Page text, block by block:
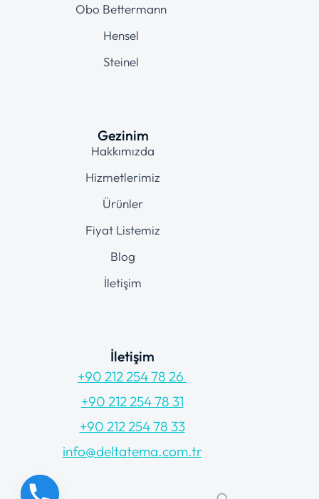
Obo Bettermann
Hensel
Steinel
Gezinim
Hakkımızda
Hizmetlerimiz
Ürünler
Fiyat Listemiz
Blog
İletişim
İletişim
+90 212 254 78 26
+90 212 254 78 31
+90 212 254 78 33
info@deltatema.com.tr